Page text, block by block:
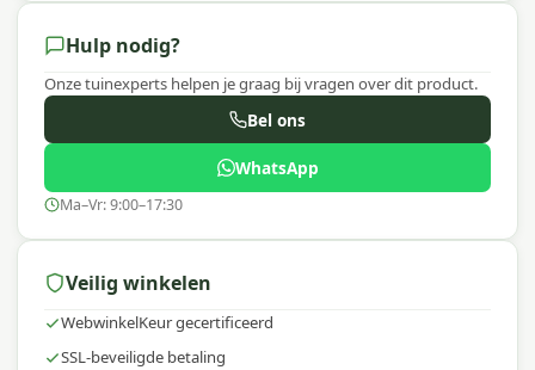
Hulp nodig?
Onze tuinexperts helpen je graag bij vragen over dit product.
Bel ons
WhatsApp
Ma–Vr: 9:00–17:30
Veilig winkelen
WebwinkelKeur gecertificeerd
SSL-beveiligde betaling